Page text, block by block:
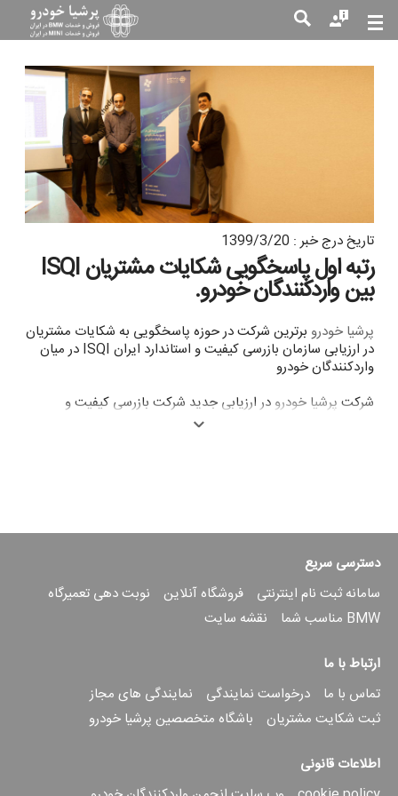
تاریخ درج خبر : 1399/3/20
رتبه اول پاسخگویی شکایات مشتریان ISQI
بین واردکنندگان خودرو.
پرشیا خودرو برترین شرکت در حوزه پاسخگویی به شکایات مشتریان
در ارزیابی سازمان بازرسی کیفیت و استاندارد ایران ISQI در میان
واردکنندگان خودرو
شرکت پرشیا خودرو در ارزیابی جدید شرکت بازرسی کیفیت و
استاندارد ایران (ISQI) موفق به کسب رتبه اول در حوزه پاسخگویی
استاندارد ایران ISQI انجام می گردد، در سال ۹۸ شرکت پرشیا
خودرو موفق به کسب رضایتمندی صددرصدی مشتریان در فرآیند
رسیدگی به شکایات وارده در کوتاه ترین زمان و همچنین کسب رتبه
نخست در حوزه پاسخگویی به شکایات مشتریان شده است. لازم به
علیرضا محبوبی رئیس رسیدگی به شکایات خودرو شرکت بازرسی
کیفیت و استاندارد ایران در نشستی با حضور مدیر عامل و مدیر امور
مشتریان شرکت پرشیا خودرو، ضمن تمجید و تشکر از حسن
همکاری پرسنل شرکت پرشیا خودرو
، بویژه پرسنل “واحد مدیریت
گفت: " این گزارش از سالیان گذشته ارائه می گردید اما در سه یا
چهار سال اخیر بیشتر مورد توجه قرار گرفته و چارچوب جدیدی پیدا
دسترسی سریع
سامانه ثبت نام اینترنتی
فروشگاه آنلاین
نوبت دهی تعمیرگاه
BMW مناسب شما
نقشه سایت
ارتباط با ما
تماس با ما
درخواست نمایندگی
نمایندگی های مجاز
ثبت شکایت مشتریان
باشگاه متخصصین پرشیا خودرو
اطلاعات قانونی